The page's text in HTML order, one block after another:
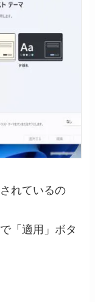
れているの
「適用」ボタ